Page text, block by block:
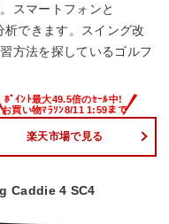
スマートフォンと
できます。スイング改
方法を探しているゴルフ
楽天市場で見る
Caddie 4 SC4